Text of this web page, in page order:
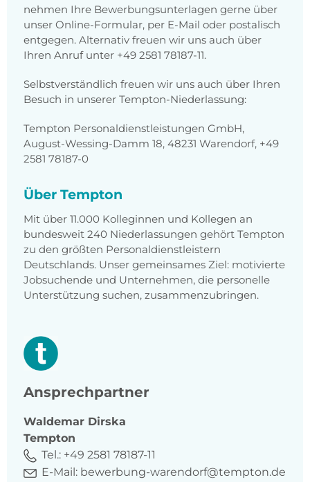
nehmen Ihre Bewerbungsunterlagen gerne über
unser Online-Formular, per E-Mail oder postalisch
entgegen. Alternativ freuen wir uns auch über
Ihren Anruf unter +49 2581 78187-11.
Selbstverständlich freuen wir uns auch über Ihren
Besuch in unserer Tempton-Niederlassung:
Tempton Personaldienstleistungen GmbH,
August-Wessing-Damm 18, 48231 Warendorf, +49
2581 78187-0
Über Tempton
Mit über 11.000 Kolleginnen und Kollegen an
bundesweit 240 Niederlassungen gehört Tempton
zu den größten Personaldienstleistern
Deutschlands. Unser gemeinsames Ziel: motivierte
Jobsuchende und Unternehmen, die personelle
Unterstützung suchen, zusammenzubringen.
Ansprechpartner
Waldemar Dirska
Tempton
Tel.: +49 2581 78187-11
E-Mail: bewerbung-warendorf@tempton.de